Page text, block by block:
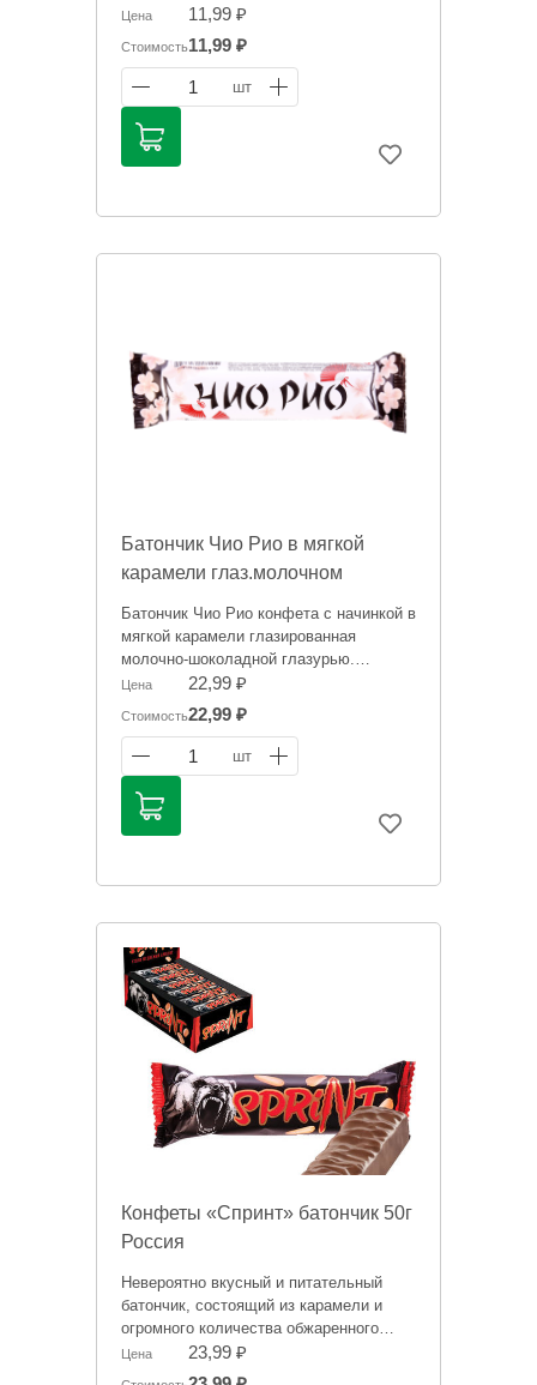
Информация на сайте о товарах носит
справочный характер и не является
публичной офертой. Цена может
меняться.
Цена 11,99 ₽
Стоимость11,99 ₽
1 шт
Батончик Чио Рио в мягкой
карамели глаз.молочном
Батончик Чио Рио конфета с начинкой в
мягкой карамели глазированная
молочно-шоколадной глазурью.
Информация на сайте о товарах носит
справочный характер и не является
публичной офертой. Цена может
меняться.
Цена 22,99 ₽
Стоимость22,99 ₽
1 шт
Конфеты «Спринт» батончик 50г
Россия
Невероятно вкусный и питательный
батончик, состоящий из карамели и
огромного количества обжаренного
арахиса. Сверху лакомство покрыто
шоколадной глазурью.
Цена 23,99 ₽